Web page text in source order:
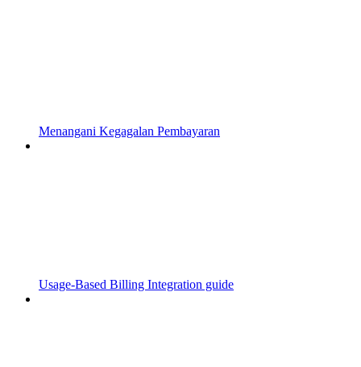
Menangani Kegagalan Pembayaran
Usage-Based Billing Integration guide